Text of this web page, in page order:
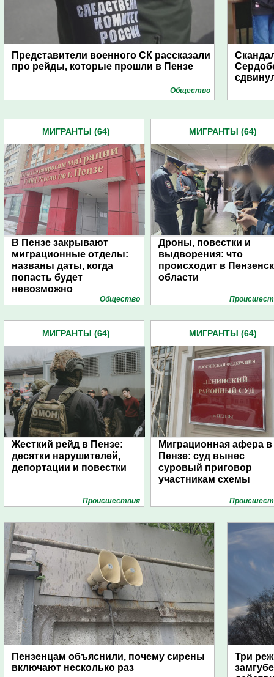
Представители военного СК рассказали
про рейды, которые прошли в Пензе
Общество
МИГРАНТЫ (64)
В Пензе закрывают
миграционные отделы:
названы даты, когда
попасть будет
невозможно
Общество
МИГРАНТЫ (64)
Дроны, повестки и
выдворения: что
происходит в
области
МИГРАНТЫ (64)
Жесткий рейд в Пензе:
десятки нарушителей,
депортации и повестки
Проиcшествия
МИГРАНТЫ (64)
Миграционная афера в
Пензе: суд вынес
суровый приговор
участникам схемы
Пензенцам объяснили, почему сирены
включают несколько раз
Три